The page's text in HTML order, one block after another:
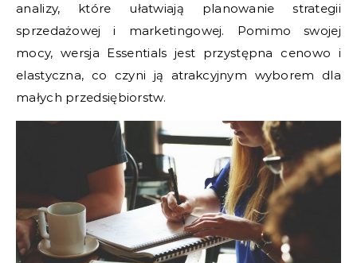
analizy, które ułatwiają planowanie strategii
sprzedażowej i marketingowej. Pomimo swojej
mocy, wersja Essentials jest przystępna cenowo i
elastyczna, co czyni ją atrakcyjnym wyborem dla
małych przedsiębiorstw.